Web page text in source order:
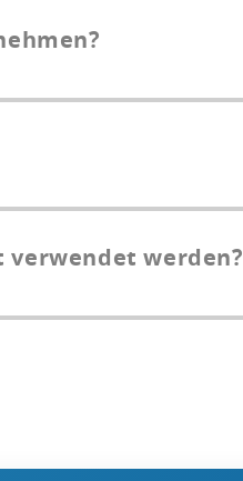
werden?